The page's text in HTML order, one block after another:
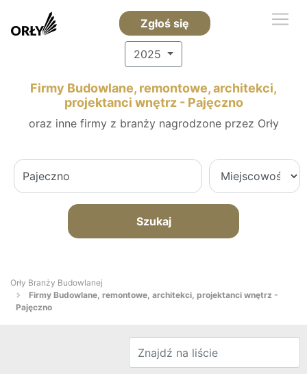
Zgłoś się
2025
Firmy Budowlane, remontowe, architekci,
projektanci wnętrz - Pajęczno
oraz inne firmy z branży nagrodzone przez Orły
Szukaj
Orły Branży Budowlanej
Firmy Budowlane, remontowe, architekci, projektanci wnętrz -
Pajęczno